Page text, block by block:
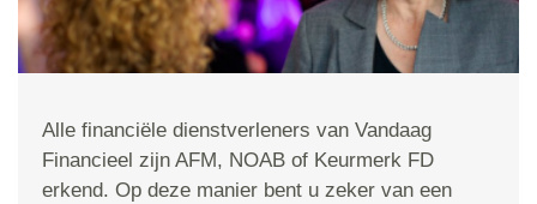
Alle financiële dienstverleners van Vandaag
Financieel zijn AFM, NOAB of Keurmerk FD
erkend. Op deze manier bent u zeker van een